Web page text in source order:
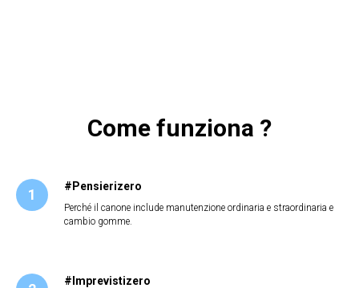
Come funziona ?
#Pensierizero
Perché il canone include manutenzione ordinaria e straordinaria e
cambio gomme.
#Imprevistizero